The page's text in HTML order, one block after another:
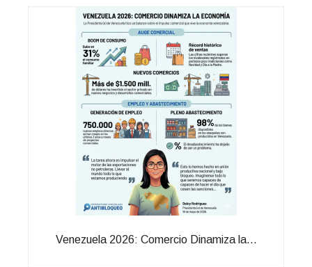
Venezuela 2026: Comercio Dinamiza la...